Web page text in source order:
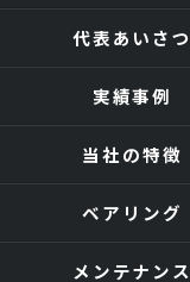
代表あいさつ
実績事例
当社の特徴
ベアリング
メンテナンス